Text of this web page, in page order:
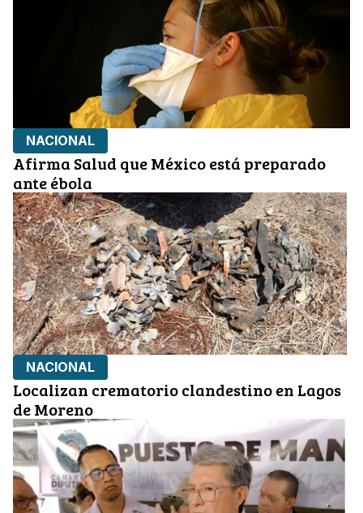
NACIONAL
Afirma Salud que México está preparado
ante ébola
NACIONAL
Localizan crematorio clandestino en Lagos
de Moreno